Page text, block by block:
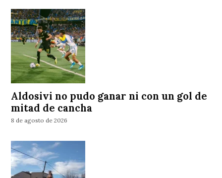
Aldosivi no pudo ganar ni con un gol de
mitad de cancha
8 de agosto de 2026